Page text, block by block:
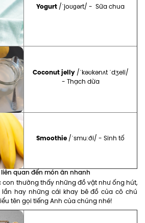
Yogurt /ˈjoʊɡərt/ - Sữa chua
Coconut jelly /ˈkəʊkənʌt ˈdʒeli/
- Thạch dừa
Smoothie /ˈsmuːði/ - Sinh tố
quan đến món ăn nhanh
con thường thấy những đồ vật như ống hút,
hay những cái khay bê đồ của cô chú
tên gọi tiếng Anh của chúng nhé!